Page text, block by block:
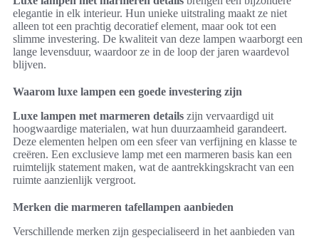
elegantie in elk interieur. Hun unieke uitstraling maakt ze niet
alleen tot een prachtig decoratief element, maar ook tot een
slimme investering. De kwaliteit van deze lampen waarborgt een
lange levensduur, waardoor ze in de loop der jaren waardevol
blijven.
Waarom luxe lampen een goede investering zijn
Luxe lampen met marmeren details zijn vervaardigd uit
hoogwaardige materialen, wat hun duurzaamheid garandeert.
Deze elementen helpen om een sfeer van verfijning en klasse te
creëren. Een exclusieve lamp met een marmeren basis kan een
ruimtelijk statement maken, wat de aantrekkingskracht van een
ruimte aanzienlijk vergroot.
Merken die marmeren tafellampen aanbieden
Verschillende merken zijn gespecialiseerd in het aanbieden van